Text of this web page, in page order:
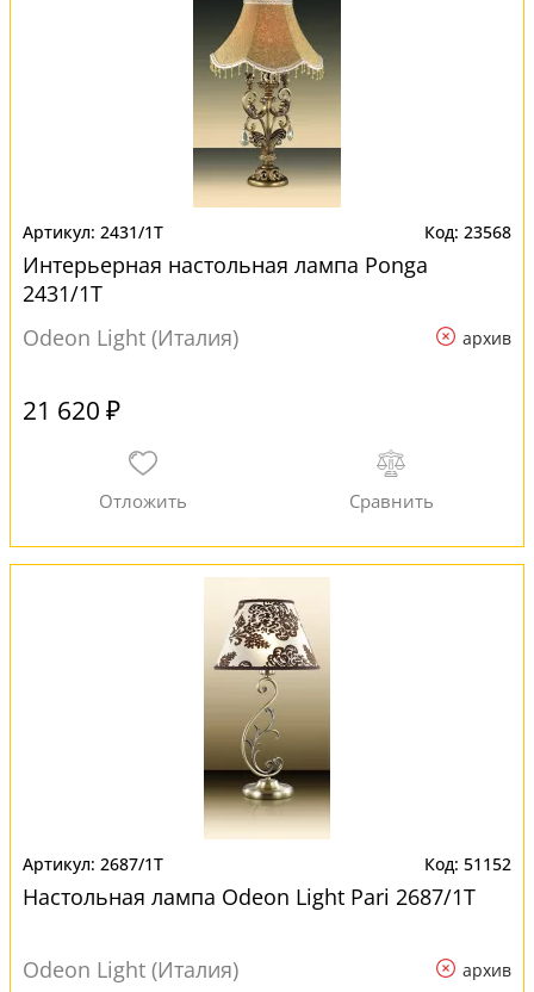
2431/1T 23568
Интерьерная настольная лампа Ponga
2431/1T
Odeon Light (Италия)
архив
21 620 ₽
2687/1T 51152
Настольная лампа Odeon Light Pari 2687/1T
Odeon Light (Италия) архив